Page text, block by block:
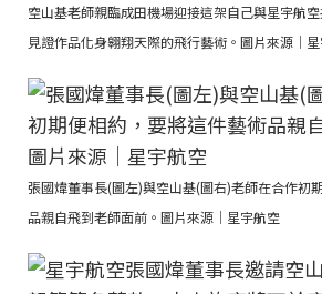
空山基老師親臨成田機場迎接這架自己與星宇航
見證作品化身翱翔天際的飛行藝術。圖片來源｜
張國煒董事長(圖左)與空山基(圖右)老師在合作初
品親自飛到老師面前。圖片來源｜星宇航空